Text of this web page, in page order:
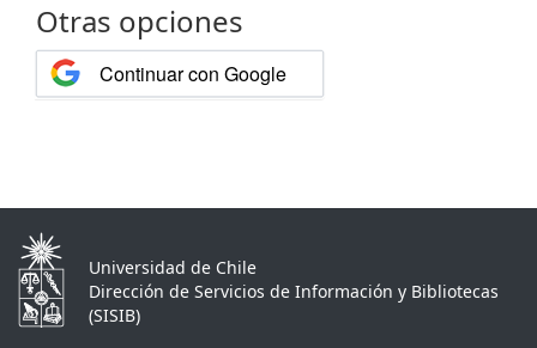
Otras opciones
Continuar con Google
Universidad de Chile
Dirección de Servicios de Información y Bibliotecas
(SISIB)